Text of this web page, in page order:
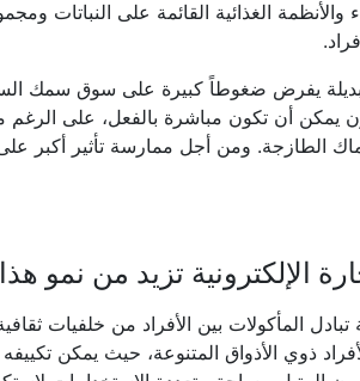
والأنظمة الغذائية القائمة على النباتات
يفرض ضغوطاً كبيرة على سوق سمك
يمكن أن تكون مباشرة بالفعل، على الرغم
الطازجة. ومن أجل ممارسة تأثير أكبر
الإلكترونية تزيد من نمو
المأكولات بين الأفراد من خلفيات
ذوي الأذواق المتنوعة، حيث يمكن